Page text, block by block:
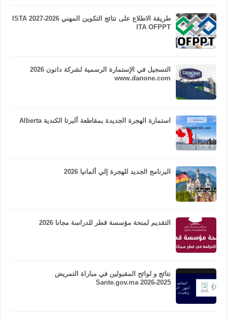
طريقة الاطلاع على نتائج التكوين المهني 2026-2027 ISTA
ITA OFPPT
التسجيل في الإستمارة الرسمية لشركة دانون 2026
www.danone.com
استمارة الهجرة الجديدة بمقاطعة ألبرتا الكندية Alberta
البرنامج الجديد للهجرة إلي ألمانيا 2026
التقديم لمنحة مؤسسة قطر للدراسة مجانا 2026
نتائج و لوائح المقبولين في مباراة التمريض
Sante.gov.ma 2026-2025